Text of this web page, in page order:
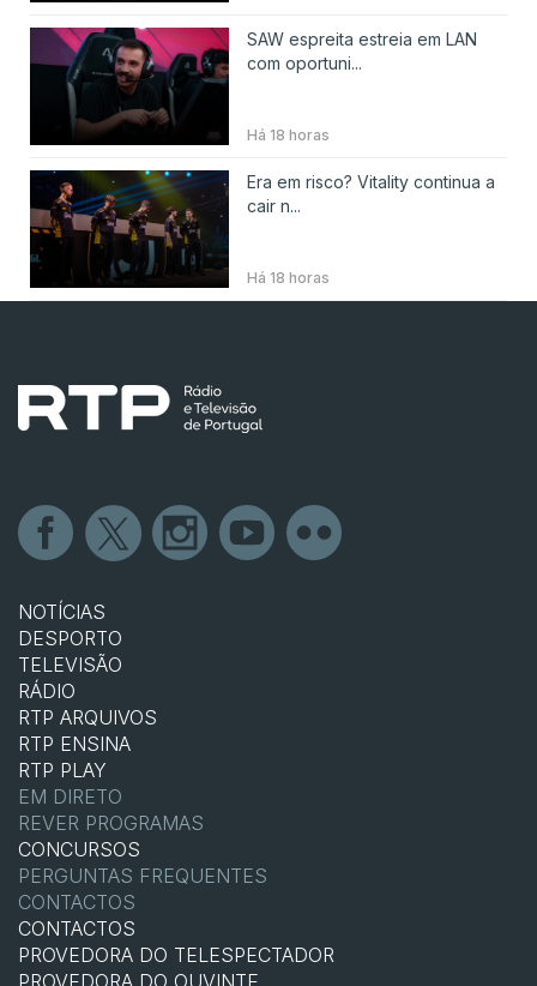
SAW espreita estreia em LAN
com oportuni...
Há 18 horas
Era em risco? Vitality continua a
cair n...
Há 18 horas
NOTÍCIAS
DESPORTO
TELEVISÃO
RÁDIO
RTP ARQUIVOS
RTP ENSINA
RTP PLAY
EM DIRETO
REVER PROGRAMAS
CONCURSOS
PERGUNTAS FREQUENTES
CONTACTOS
CONTACTOS
PROVEDORA DO TELESPECTADOR
PROVEDORA DO OUVINTE